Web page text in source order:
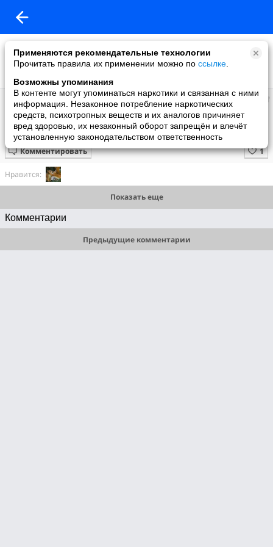
Применяются рекомендательные технологии
Прочитать правила их применении можно по ссылке
Возможны упоминания
В контенте могут упоминаться наркотики и связанная с ними
информация. Незаконное потребление наркотических
средств, психотропных веществ и их аналогов причиняет
вред здоровью, их незаконный оборот запрещён и влечёт
установленную законодательством ответственность
Константин Борисович
добавил видео
21.11.2010
азы гипноза
Комментировать
Нравится:
Показать еще
Комментарии
Предыдущие комментарии